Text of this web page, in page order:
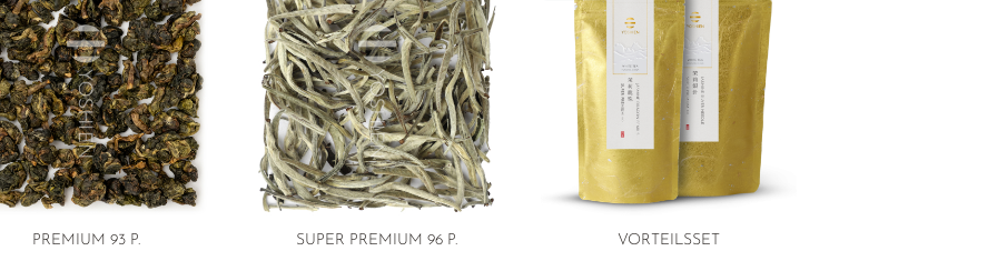
PREMIUM 93 P. SUPER PREMIUM 96 P. VORTEILSSET